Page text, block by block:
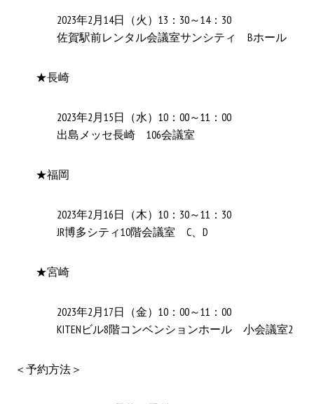
2023年2月14日（火）13：30～14：30
佐賀駅前レンタル会議室サンシティ Bホール
★長崎
2023年2月15日（水）10：00～11：00
出島メッセ長崎 106会議室
★福岡
2023年2月16日（木）10：30～11：30
JR博多シティ10階会議室 C、D
★宮崎
2023年2月17日（金）10：00～11：00
KITENビル8階コンベンションホール 小会議室2
＜予約方法＞